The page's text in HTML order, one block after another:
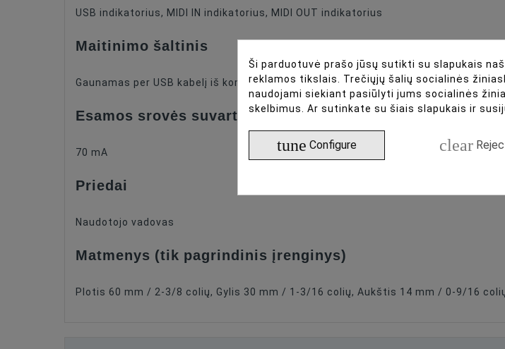
USB indikatorius, MIDI IN indikatorius, MIDI OUT indikatorius
Maitinimo šaltinis
Gaunamas per USB kabelį iš kompiuterio
Esamos srovės suvartojimas
70 mA
Priedai
Naudotojo vadovas
Matmenys (tik pagrindinis įrenginys)
Plotis 60 mm / 2-3/8 colių, Gylis 30 mm / 1-3/16 colių, Aukštis 14 mm / 0-9/16
Ši parduotuvė prašo jūsų sutikti su slapukais
reklamos tikslais. Trečiųjų šalių socialinės
naudojami siekiant pasiūlyti jums socialinės
skelbimus. Ar sutinkate su šiais slapukais ir
tune Configure clear